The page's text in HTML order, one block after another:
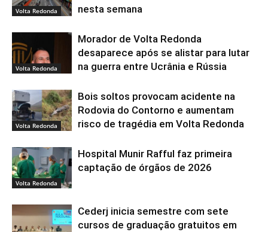
Volta Redonda
nesta semana
Volta Redonda
Morador de Volta Redonda
desaparece após se alistar para lutar
na guerra entre Ucrânia e Rússia
Volta Redonda
Bois soltos provocam acidente na
Rodovia do Contorno e aumentam
risco de tragédia em Volta Redonda
Volta Redonda
Hospital Munir Rafful faz primeira
captação de órgãos de 2026
Cederj inicia semestre com sete
cursos de graduação gratuitos em